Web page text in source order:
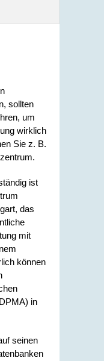
sollten
um
wirklich
Sie z. B.
ist
das
mit
können
in
seinen